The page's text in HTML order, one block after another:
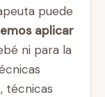
puede
aplicar
ni para la
técnicas